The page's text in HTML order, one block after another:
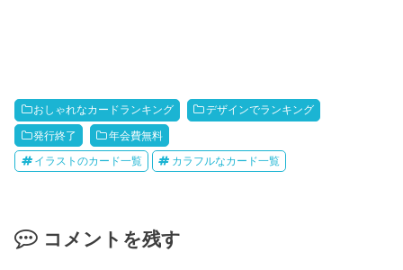
おしゃれなカードランキング デザインでランキング
発行終了 年会費無料
イラストのカード一覧 カラフルなカード一覧
コメントを残す